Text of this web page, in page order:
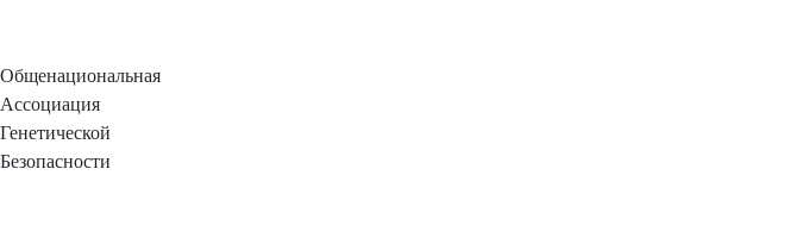
Общенациональная
Ассоциация
Генетической
Безопасности